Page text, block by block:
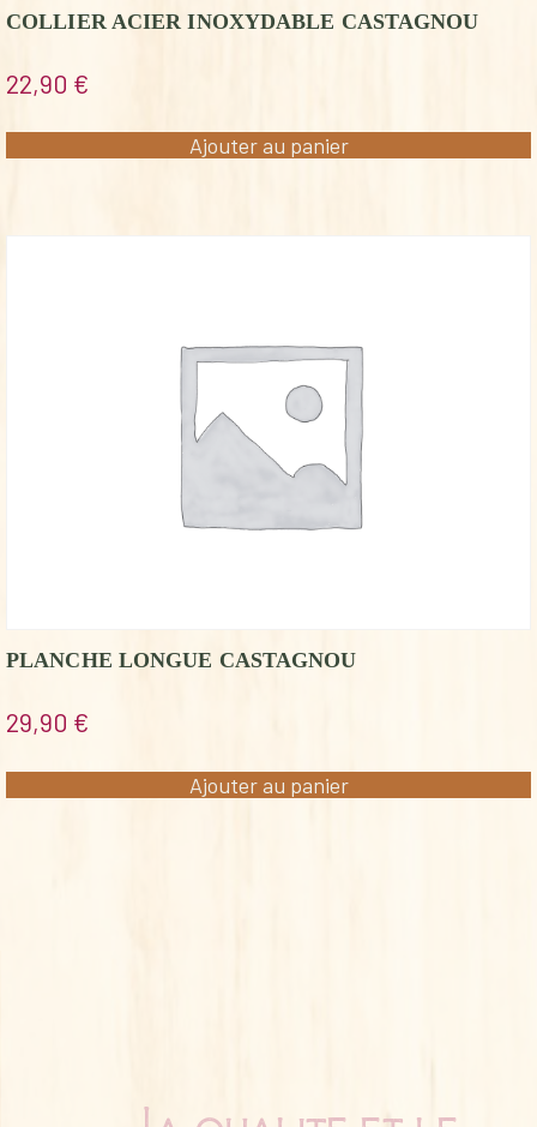
COLLIER ACIER INOXYDABLE CASTAGNOU
22,90 €
Ajouter au panier
PLANCHE LONGUE CASTAGNOU
29,90 €
Ajouter au panier